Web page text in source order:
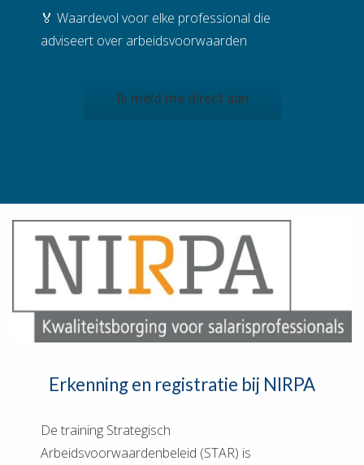
🏅 Waardevol voor elke professional die
adviseert over arbeidsvoorwaarden
Ik meld me direct aan
Erkenning en registratie bij NIRPA
De training Strategisch
Arbeidsvoorwaardenbeleid (STAR) is